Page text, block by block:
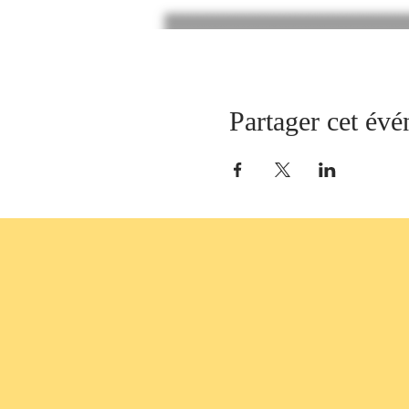
Partager cet